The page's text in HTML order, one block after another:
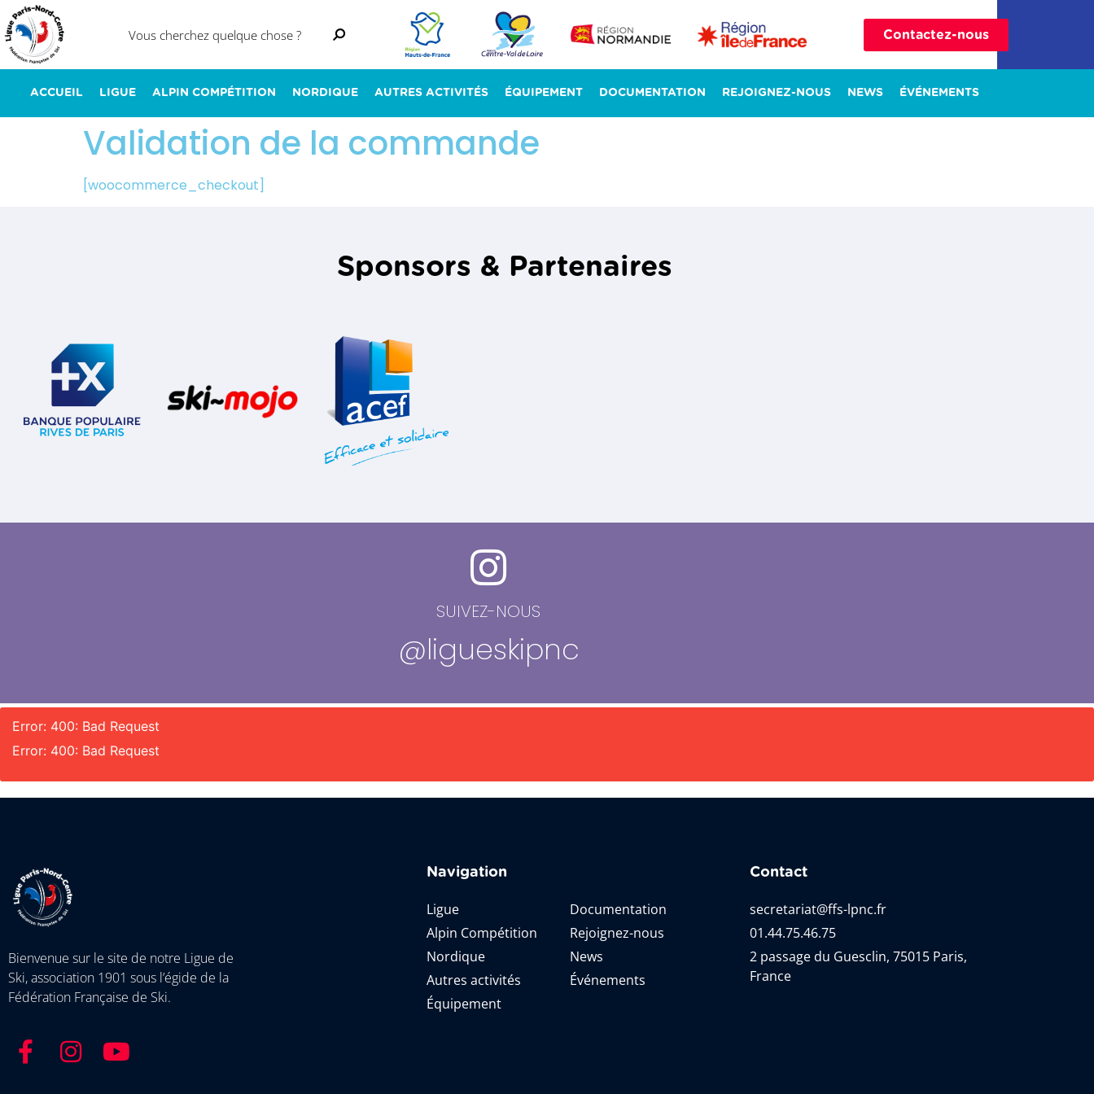
Contactez-nous
ACCUEIL LIGUE ALPIN COMPÉTITION NORDIQUE AUTRES ACTIVITÉS ÉQUIPEMENT DOCUMENTATION REJOIGNEZ-NOUS NEWS ÉVÉNEMENTS
Validation de la commande
[woocommerce_checkout]
Sponsors & Partenaires
SUIVEZ-NOUS
@ligueskipnc
Error: 400: Bad Request
Error: 400: Bad Request
Bienvenue sur le site de notre Ligue de
Ski, association 1901 sous l’égide de la
Fédération Française de Ski.
Navigation
Ligue
Alpin Compétition
Nordique
Autres activités
Équipement
Documentation
Rejoignez-nous
News
Événements
Contact
secretariat@ffs-lpnc.fr
01.44.75.46.75
2 passage du Guesclin, 75015 Paris,
France